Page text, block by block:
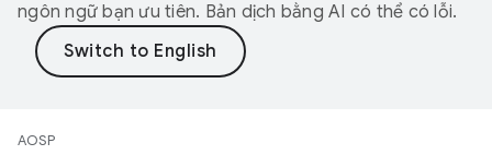
ngôn ngữ bạn ưu tiên. Bản dịch bằng AI có thể có lỗi.
AOSP